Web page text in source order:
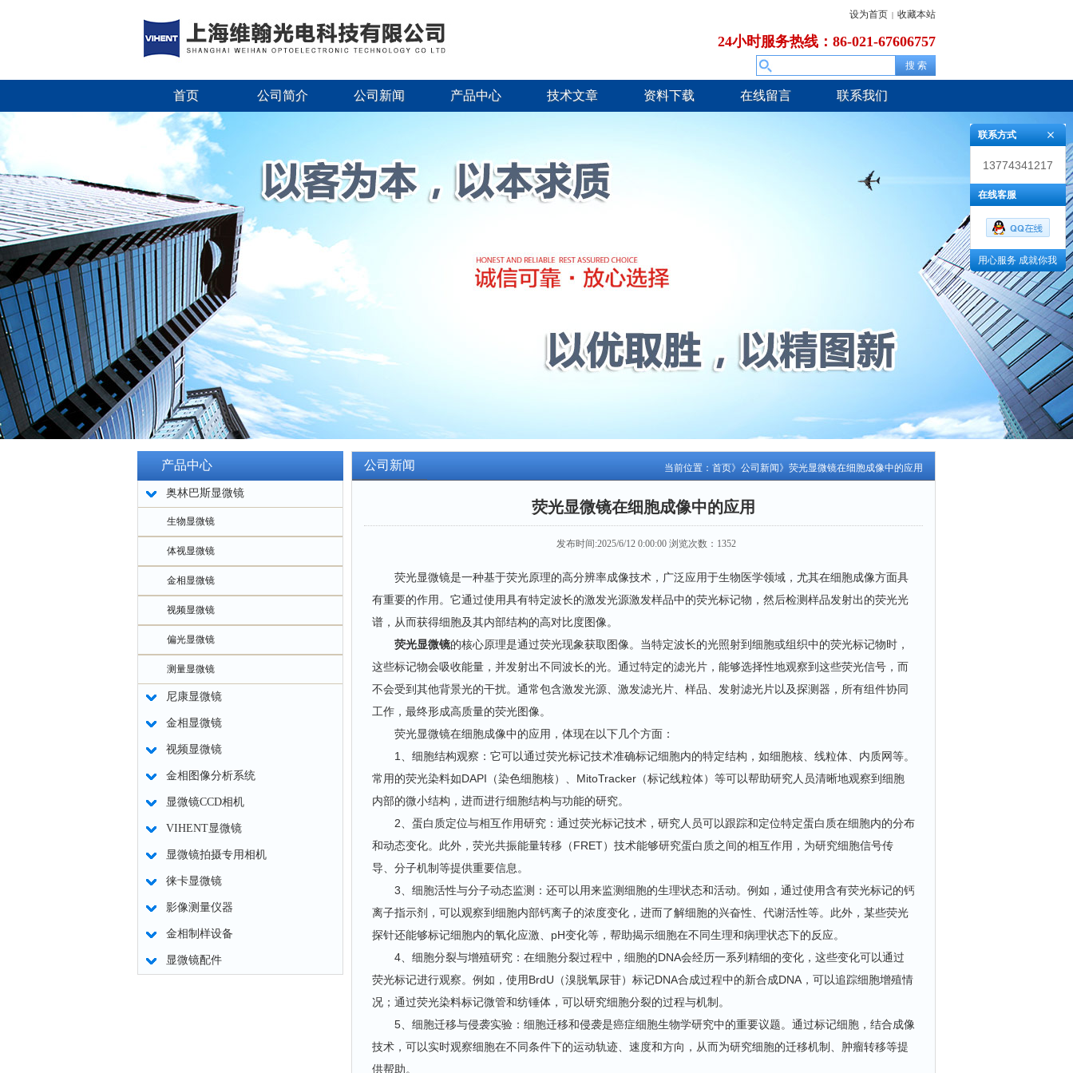
设为首页 | 收藏本站
24小时服务热线：86-021-67606757
首页 公司简介 公司新闻 产品中心 技术文章 资料下载 在线留言 联系我们
产品中心
奥林巴斯显微镜
生物显微镜
体视显微镜
金相显微镜
视频显微镜
偏光显微镜
测量显微镜
尼康显微镜
金相显微镜
视频显微镜
金相图像分析系统
显微镜CCD相机
VIHENT显微镜
显微镜拍摄专用相机
徕卡显微镜
影像测量仪器
金相制样设备
显微镜配件
当前位置： 首页》 公司新闻 》荧光显微镜在细胞成像中的应用
公司新闻
荧光显微镜在细胞成像中的应用
发布时间:2025/6/12 0:00:00 浏览次数：1352
荧光显微镜是一种基于荧光原理的高分辨率成像技术，广泛应用于生物医学领域，尤其在细胞成像方面具
有重要的作用。它通过使用具有特定波长的激发光源激发样品中的荧光标记物，然后检测样品发射出的荧光光
谱，从而获得细胞及其内部结构的高对比度图像。
荧光显微镜的核心原理是通过荧光现象获取图像。当特定波长的光照射到细胞或组织中的荧光标记物时，
这些标记物会吸收能量，并发射出不同波长的光。通过特定的滤光片，能够选择性地观察到这些荧光信号，而
不会受到其他背景光的干扰。通常包含激发光源、激发滤光片、样品、发射滤光片以及探测器，所有组件协同
工作，最终形成高质量的荧光图像。
荧光显微镜在细胞成像中的应用，体现在以下几个方面：
1、细胞结构观察：它可以通过荧光标记技术准确标记细胞内的特定结构，如细胞核、线粒体、内质网等。
常用的荧光染料如DAPI（染色细胞核）、MitoTracker（标记线粒体）等可以帮助研究人员清晰地观察到细胞
内部的微小结构，进而进行细胞结构与功能的研究。
2、蛋白质定位与相互作用研究：通过荧光标记技术，研究人员可以跟踪和定位特定蛋白质在细胞内的分布
和动态变化。此外，荧光共振能量转移（FRET）技术能够研究蛋白质之间的相互作用，为研究细胞信号传
导、分子机制等提供重要信息。
3、细胞活性与分子动态监测：还可以用来监测细胞的生理状态和活动。例如，通过使用含有荧光标记的钙
离子指示剂，可以观察到细胞内部钙离子的浓度变化，进而了解细胞的兴奋性、代谢活性等。此外，某些荧光
探针还能够标记细胞内的氧化应激、pH变化等，帮助揭示细胞在不同生理和病理状态下的反应。
4、细胞分裂与增殖研究：在细胞分裂过程中，细胞的DNA会经历一系列精细的变化，这些变化可以通过
荧光标记进行观察。例如，使用BrdU（溴脱氧尿苷）标记DNA合成过程中的新合成DNA，可以追踪细胞增殖情
况；通过荧光染料标记微管和纺锤体，可以研究细胞分裂的过程与机制。
5、细胞迁移与侵袭实验：细胞迁移和侵袭是癌症细胞生物学研究中的重要议题。通过标记细胞，结合成像
技术，可以实时观察细胞在不同条件下的运动轨迹、速度和方向，从而为研究细胞的迁移机制、肿瘤转移等提
供帮助。
联系方式
13774341217
在线客服
用心服务 成就你我